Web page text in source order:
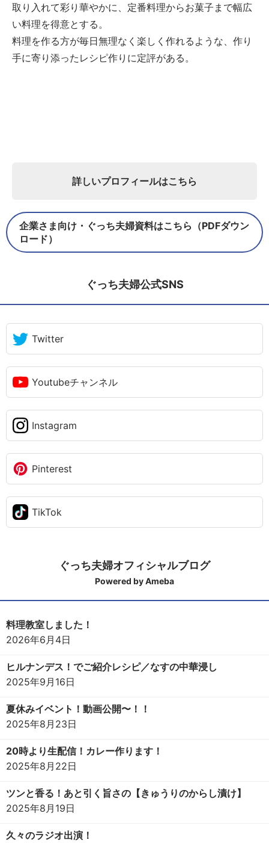
取り入れて彩り華やかに、定番料理からお菓子まで幅広
い料理を得意とする。
料理を作る方が毎日無理なく楽しく作れるような、作り
手に寄り添ったレシピ作りに定評がある。
詳しいプロフィールはこちら
企業さま向け・ぐっち夫婦資料はこちら（PDFダウン
ロード）
ぐっち夫婦公式SNS
Twitter
Youtubeチャンネル
Instagram
Pinterest
TikTok
ぐっち夫婦オフィシャルブログ
Powered by Ameba
料理教室しました！
2026年6月4日
ヒルナンデス！でご紹介レシピ／なすの中華浸し
2025年9月16日
夏休みイベント！動画公開〜！！
2025年8月23日
20時より生配信！カレー作ります！
2025年8月22日
ツンと香る！あと引く旨さの【きゅうりのからし漬け】
2025年8月19日
久々のラジオ出演！